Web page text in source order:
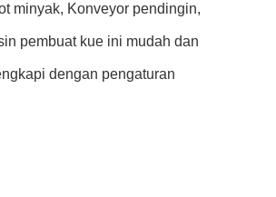
minyak, Konveyor pendingin,
pembuat kue ini mudah dan
dengan pengaturan